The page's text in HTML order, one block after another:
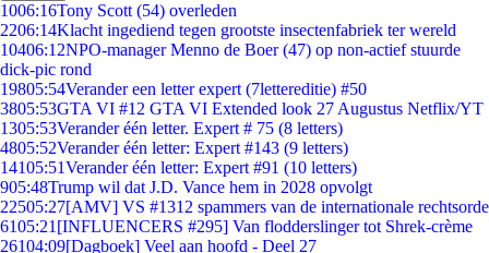
1006:16Tony Scott (54) overleden
2206:14Klacht ingediend tegen grootste insectenfabriek ter wereld
10406:12NPO-manager Menno de Boer (47) op non-actief stuurde
dick-pic rond
19805:54Verander een letter expert (7lettereditie) #50
3805:53GTA VI #12 GTA VI Extended look 27 Augustus Netflix/YT
1305:53Verander één letter. Expert # 75 (8 letters)
4805:52Verander één letter: Expert #143 (9 letters)
14105:51Verander één letter: Expert #91 (10 letters)
905:48Trump wil dat J.D. Vance hem in 2028 opvolgt
22505:27[AMV] VS #1312 spammers van de internationale rechtsorde
6105:21 [INFLUENCERS #295] Van flodderslinger tot Shrek-crème
26104:09[Dagboek] Veel aan hoofd - Deel 27